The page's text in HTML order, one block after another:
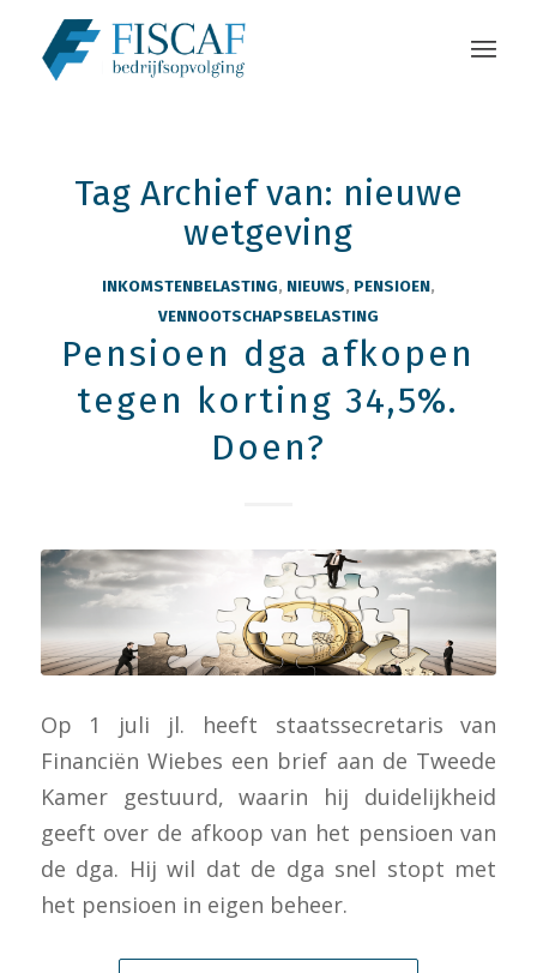
Tag Archief van: nieuwe
wetgeving
INKOMSTENBELASTING, NIEUWS, PENSIOEN,
VENNOOTSCHAPSBELASTING
Pensioen dga afkopen
tegen korting 34,5%.
Doen?
Op 1 juli jl. heeft staatssecretaris van
Financiën Wiebes een brief aan de Tweede
Kamer gestuurd, waarin hij duidelijkheid
geeft over de afkoop van het pensioen van
de dga. Hij wil dat de dga snel stopt met
het pensioen in eigen beheer.